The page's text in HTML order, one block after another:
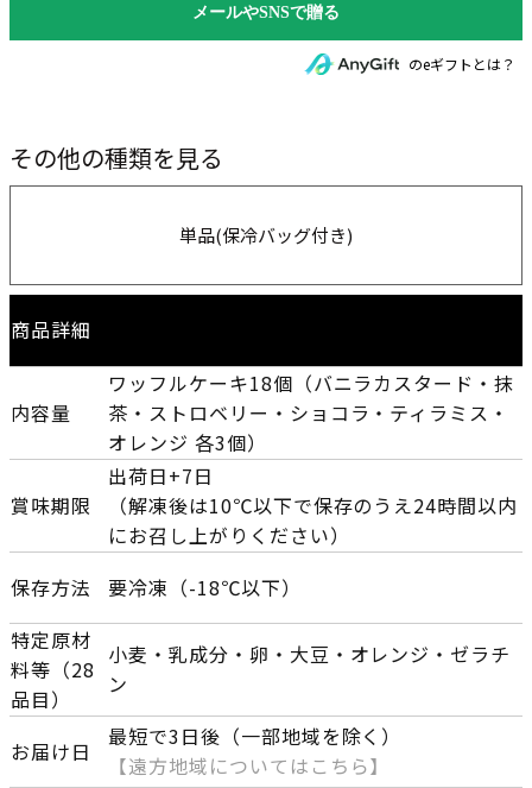
のeギフトとは？
その他の種類を見る
単品(保冷バッグ付き)
商品詳細
内容量
ワッフルケーキ18個（バニラカスタード・抹
茶・ストロベリー・ショコラ・ティラミス・
オレンジ 各3個）
賞味期限
出荷日+7日
（解凍後は10℃以下で保存のうえ24時間以内
にお召し上がりください）
保存方法
要冷凍（-18℃以下）
特定原材
料等（28
品目）
小麦・乳成分・卵・大豆・オレンジ・ゼラチ
ン
お届け日
最短で3日後（一部地域を除く）
【遠方地域についてはこちら】